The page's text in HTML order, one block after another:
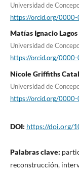
Universidad de
https://orcid.org/
Matías Ignacio
Universidad de
https://orcid.org/
Nicole Griffiths
Universidad de
https://orcid.org/
DOI: https://doi.org/
Palabras clave:
reconstrucción,